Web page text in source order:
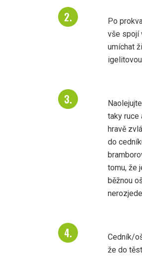
Po
vše spojí
umíchat
taky ruce
hravě
do
tomu, že
běžnou
Cedník/
že do